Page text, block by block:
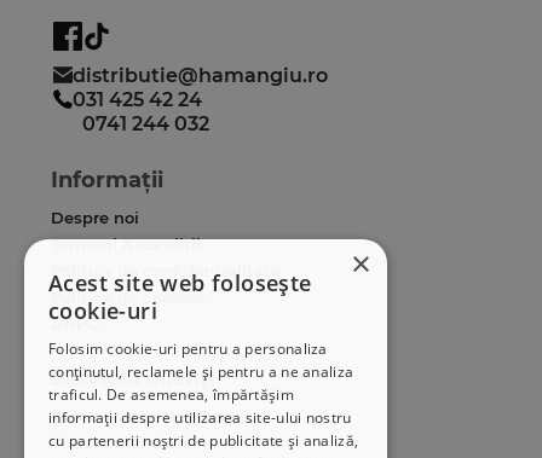
×
Acest site web folosește
cookie-uri
Folosim cookie-uri pentru a personaliza
conținutul, reclamele și pentru a ne analiza
traficul. De asemenea, împărtășim
informații despre utilizarea site-ului nostru
cu partenerii noștri de publicitate și analiză,
distributie@hamangiu.ro
031 425 42 24
0741 244 032
Informații
Despre noi
Termeni & condiții
Politica de confidențialitate
Politica de cookies
ANPC
Serviciu clienți
Comunitatea Hamangiu
Cum comand online